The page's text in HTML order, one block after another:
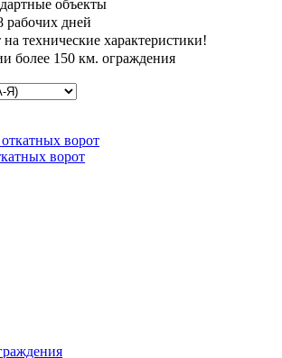
объекты
рабочих дней
на технические характеристики!
более 150 км. ограждения
ворот